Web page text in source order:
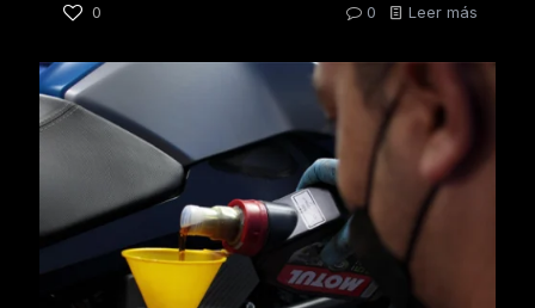
0 0 Leer más